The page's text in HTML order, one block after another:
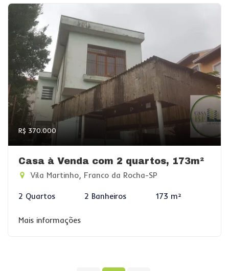
R$ 370.000
Casa à Venda com 2 quartos, 173m²
Vila Martinho, Franco da Rocha-SP
2 Quartos 2 Banheiros 173 m²
Mais informações